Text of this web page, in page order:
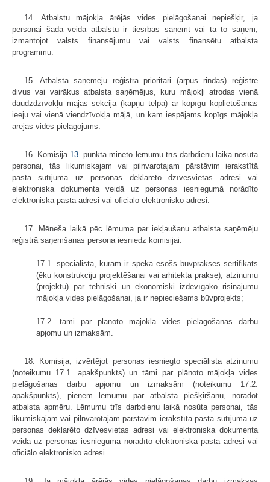
14. Atbalstu mājokļa ārējās vides pielāgošanai nepiešķir, ja
personai šāda veida atbalstu ir tiesības saņemt vai tā to saņem,
izmantojot valsts finansējumu vai valsts finansētu atbalsta
programmu.
15. Atbalsta saņēmēju reģistrā prioritāri (ārpus rindas) reģistrē
divus vai vairākus atbalsta saņēmējus, kuru mājokļi atrodas vienā
daudzdzīvokļu mājas sekcijā (kāpņu telpā) ar kopīgu koplietošanas
ieeju vai vienā viendzīvokļa mājā, un kam iespējams kopīgs mājokļa
ārējās vides pielāgojums.
16. Komisija 13. punktā minēto lēmumu trīs darbdienu laikā nosūta
personai, tās likumiskajam vai pilnvarotajam pārstāvim ierakstītā
pasta sūtījumā uz personas deklarēto dzīvesvietas adresi vai
elektroniska dokumenta veidā uz personas iesniegumā norādīto
elektroniskā pasta adresi vai oficiālo elektronisko adresi.
17. Mēneša laikā pēc lēmuma par iekļaušanu atbalsta saņēmēju
reģistrā saņemšanas persona iesniedz komisijai:
17.1. speciālista, kuram ir spēkā esošs būvprakses sertifikāts
(ēku konstrukciju projektēšanai vai arhitekta prakse), atzinumu
(projektu) par tehniski un ekonomiski izdevīgāko risinājumu
mājokļa vides pielāgošanai, ja ir nepieciešams būvprojekts;
17.2. tāmi par plānoto mājokļa vides pielāgošanas darbu
apjomu un izmaksām.
18. Komisija, izvērtējot personas iesniegto speciālista atzinumu
(noteikumu 17.1. apakšpunkts) un tāmi par plānoto mājokļa vides
pielāgošanas darbu apjomu un izmaksām (noteikumu 17.2.
apakšpunkts), pieņem lēmumu par atbalsta piešķiršanu, norādot
atbalsta apmēru. Lēmumu trīs darbdienu laikā nosūta personai, tās
likumiskajam vai pilnvarotajam pārstāvim ierakstītā pasta sūtījumā uz
personas deklarēto dzīvesvietas adresi vai elektroniska dokumenta
veidā uz personas iesniegumā norādīto elektroniskā pasta adresi vai
oficiālo elektronisko adresi.